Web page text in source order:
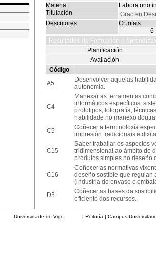
Materia
Laboratorio
Titulación
Grao en
Descritores
Cr.totais
6
Resultados de Formación e
Planificación
Avaliación
Código
A5
Desenvolver aquelas
autonomía.
C4
Manexar as ferramentas
informáticos específicos,
prototipos, fotografía,
habilidade no manexo
C5
Coñecer a terminoloxía
impresión tradicionais e
C15
Saber traballar os aspectos
tridimensional ao ámbito do
produtos simples no deseño
C16
Coñecer as normativas
deseño sostible que regulan
(industria do envase e
D3
Coñecer as bases da
eficiente dos recursos.
Universidade de Vigo | Reitoría | Campus Universitario |